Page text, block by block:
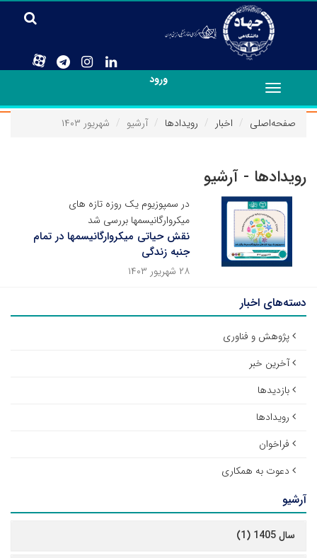
ورود
Toggle
navigation
صفحه‌اصلی
اخبار رویدادها آرشیو شهریور ۱۴۰۳
رویدادها - آرشیو
در سمپوزیوم یک روزه تازه های
میکروارگانیسمها بررسی شد
نقش حیاتی میکروارگانیسمها در تمام
جنبه زندگی
۲۸ شهریور ۱۴۰۳
دسته‌های اخبار
پژوهش و فناوری
آخرین خبر
بازدیدها
رویدادها
فراخوان
دعوت به همکاری
آرشیو
سال 1405 (1)